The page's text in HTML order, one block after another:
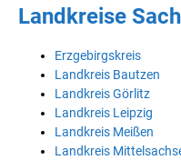
Landkreise
Erzgebirgskreis
Landkreis Bautzen
Landkreis Görlitz
Landkreis Leipzig
Landkreis Meißen
Landkreis